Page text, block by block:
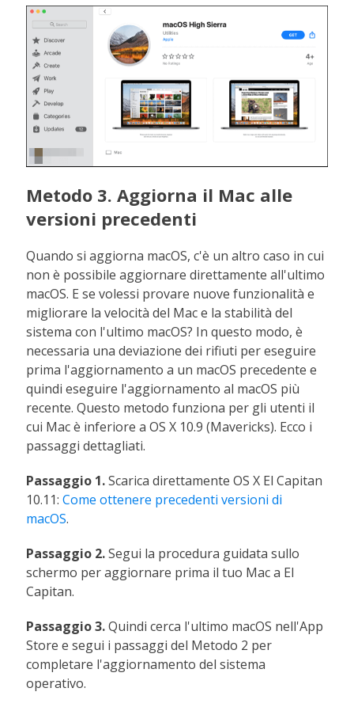
Metodo 3. Aggiorna il Mac alle
versioni precedenti
Quando si aggiorna macOS, c'è un altro caso in cui
non è possibile aggiornare direttamente all'ultimo
macOS. E se volessi provare nuove funzionalità e
migliorare la velocità del Mac e la stabilità del
sistema con l'ultimo macOS? In questo modo, è
necessaria una deviazione dei rifiuti per eseguire
prima l'aggiornamento a un macOS precedente e
quindi eseguire l'aggiornamento al macOS più
recente. Questo metodo funziona per gli utenti il
cui Mac è inferiore a OS X 10.9 (Mavericks). Ecco i
passaggi dettagliati.
Passaggio 1.Scarica direttamente OS X El Capitan
10.11:Come ottenere precedenti versioni di
macOS.
Passaggio 2.Segui la procedura guidata sullo
schermo per aggiornare prima il tuo Mac a El
Capitan.
Passaggio 3.Quindi cerca l'ultimo macOS nell'App
Store e segui i passaggi del Metodo 2 per
completare l'aggiornamento del sistema
operativo.